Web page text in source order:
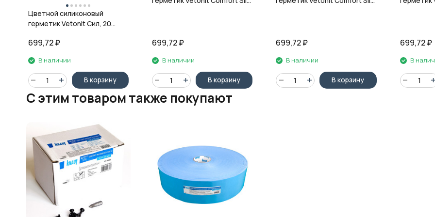
Цветной силиконовый
герметик Vetonit Сил, 20
699,72 ₽
В наличии
В корзину
699,72₽
В наличии
В корзину
699,72₽
В наличии
В корзину
699,72₽
В
C этим товаром также покупают